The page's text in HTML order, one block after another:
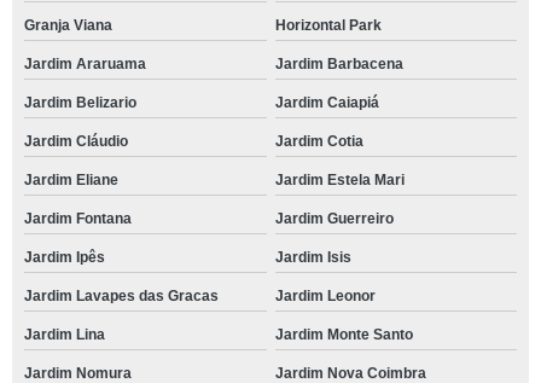
Granja Viana Horizontal Park
Jardim Araruama Jardim Barbacena
Jardim Belizario Jardim Caiapiá
Jardim Cláudio Jardim Cotia
Jardim Eliane Jardim Estela Mari
Jardim Fontana Jardim Guerreiro
Jardim Ipês Jardim Isis
Jardim Lavapes das Gracas Jardim Leonor
Jardim Lina Jardim Monte Santo
Jardim Nomura Jardim Nova Coimbra